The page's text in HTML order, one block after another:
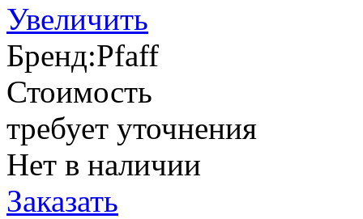
Увеличить
Бренд:Pfaff
Стоимость
требует уточнения
Нет в наличии
Заказать